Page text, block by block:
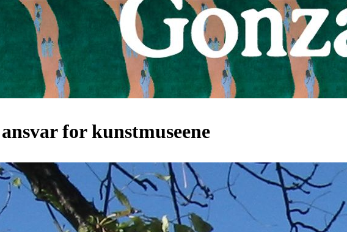
for kunstmuseene